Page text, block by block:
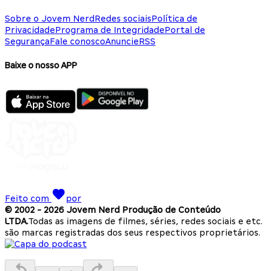
Sobre o Jovem NerdRedes sociaisPolítica de
PrivacidadePrograma de IntegridadePortal de
SegurançaFale conoscoAnuncieRSS
Baixe o nosso APP
Feito com
por
© 2002 - 2026 Jovem Nerd Produção de Conteúdo
LTDA.Todas as imagens de filmes, séries, redes sociais e etc.
são marcas registradas dos seus respectivos proprietários.